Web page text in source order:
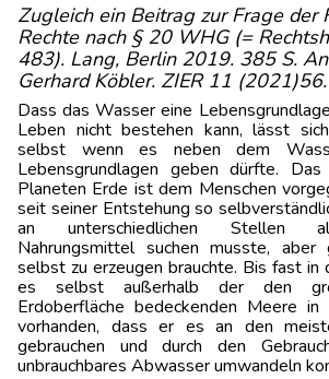
Zugleich ein Beitrag zur Frage der
Rechte nach § 20 WHG (=
483). Lang, Berlin 2019. 385 S.
Gerhard Köbler. ZIER 11
Dass das Wasser eine
Leben nicht bestehen kann, lässt
selbst wenn es neben dem
Lebensgrundlagen geben dürfte.
Planeten Erde ist dem Menschen
seit seiner Entstehung so
an unterschiedlichen Stellen
Nahrungsmittel suchen musste, aber
selbst zu erzeugen brauchte. Bis fast in
es selbst außerhalb der den
Erdoberfläche bedeckenden Meere
vorhanden, dass er es an den
gebrauchen und durch den
unbrauchbares Abwasser umwandeln